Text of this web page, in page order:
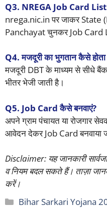
Q3. NREGA Job Card
nrega.nic.in पर जाकर
Panchayat चुनकर Job Card
Q4. मजदूरी का भुगतान कैसे होता
मजदूरी DBT के माध्यम से सीधे
भीतर भेजी जाती है।
Q5. Job Card कैसे बनवाएं?
अपने ग्राम पंचायत या रोजगार
आवेदन देकर Job Card बनवाया
Disclaimer: यह जानकारी
व नियम बदल सकते हैं। ताज़ा
करें।
Categories
Bihar Sarkari Yojana